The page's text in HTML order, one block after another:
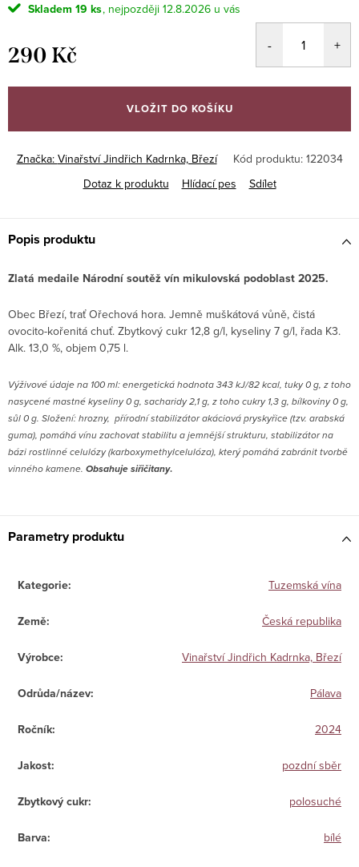
Skladem 19 ks 12.8.2026
290 Kč
cena:
VLOŽIT DO KOŠÍKU
Značka: Vinařství Jindřich Kadrnka, Březí Kód produktu: 122034
Dotaz k produktu
Hlídací pes Sdílet
Popis produktu
Zlatá medaile Národní soutěž vín mikulovská podoblast 2025.
Obec Březí, trať Ořechová hora. Jemně muškátová vůně, čistá
ovocito-kořenitá chuť. Zbytkový cukr 12,8 g/l, kyseliny 7 g/l, řada K3.
Alk. 13,0 %, objem 0,75 l.
Výživové údaje na 100 ml: energetická hodnota 343 kJ/82 kcal, tuky 0 g, z toho
nasycené mastné kyseliny 0 g, sacharidy 2,1 g, z toho cukry 1,3 g, bílkoviny 0 g,
sůl 0 g. Složení: hrozny, přírodní stabilizátor akáciová pryskyřice (tzv. arabská
guma), pomáhá vínu zachovat stabilitu a jemnější strukturu, stabilizátor na
bázi rostlinné celulózy (karboxymethylcelulóza), který pomáhá zabránit tvorbě
vinného kamene. Obsahuje siřičitany.
Parametry produktu
Kategorie: Tuzemská vína
Země: Česká republika
Výrobce: Vinařství Jindřich Kadrnka, Březí
Odrůda/název: Pálava
Ročník: 2024
Jakost: pozdní sběr
Zbytkový cukr: polosuché
Barva: bílé